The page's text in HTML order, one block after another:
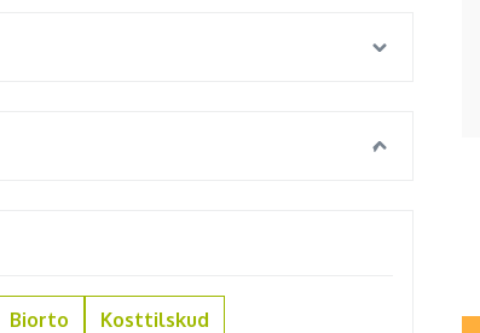
Biorto
Kosttilskud